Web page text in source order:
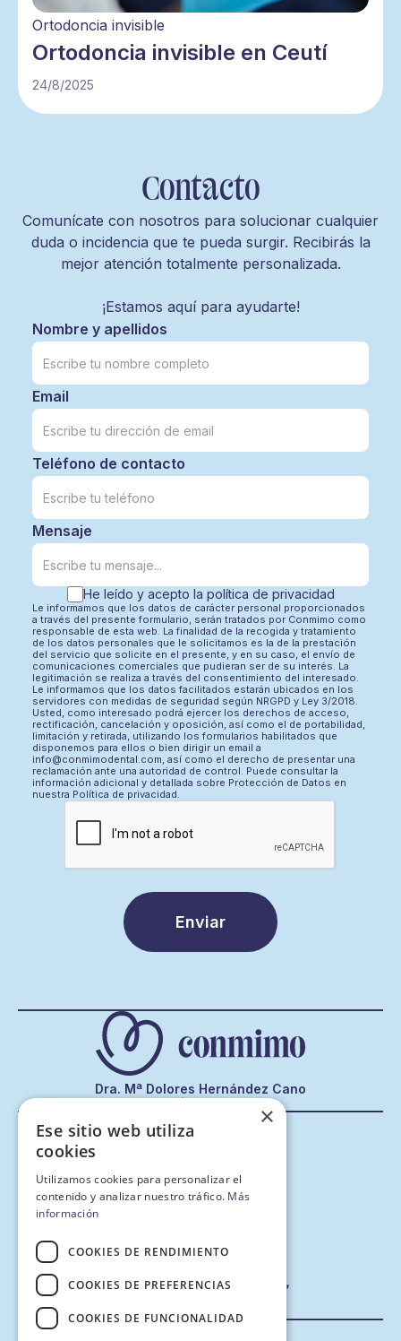
Ortodoncia invisible
Ortodoncia invisible en Ceutí
24/8/2025
Contacto
Comunícate con nosotros para solucionar cualquier
duda o incidencia que te pueda surgir. Recibirás la
mejor atención totalmente personalizada.
¡Estamos aquí para ayudarte!
Nombre y apellidos
Email
Teléfono de contacto
Mensaje
He leído y acepto la política de privacidad
Le informamos que los datos de carácter personal proporcionados
a través del presente formulario, serán tratados por Conmimo como
responsable de esta web. La finalidad de la recogida y tratamiento
de los datos personales que le solicitamos es la de la prestación
del servicio que solicite en el presente, y en su caso, el envío de
comunicaciones comerciales que pudieran ser de su interés. La
legitimación se realiza a través del consentimiento del interesado.
Le informamos que los datos facilitados estarán ubicados en los
servidores con medidas de seguridad según NRGPD y Ley 3/2018.
Usted, como interesado podrá ejercer los derechos de acceso,
rectificación, cancelación y oposición, así como el de portabilidad,
limitación y retirada, utilizando los formularios habilitados que
disponemos para ellos o bien dirigir un email a
info@conmimodental.com, así como el derecho de presentar una
reclamación ante una autoridad de control. Puede consultar la
información adicional y detallada sobre Protección de Datos en
nuestra Política de privacidad.
Dra. Mª Dolores Hernández Cano
Colegiado Nº 903
647 545 920
Luis Berlanga, 5 bajo
Ver mapa
Instagram
TikTok
Facebook
Servicios
Promoción
Blog
Contacto
Aviso legal
×
Ese sitio web utiliza
cookies
Utilizamos cookies para personalizar el
contenido y analizar nuestro tráfico. Más
información
COOKIES DE RENDIMIENTO
COOKIES DE PREFERENCIAS
COOKIES DE FUNCIONALIDAD